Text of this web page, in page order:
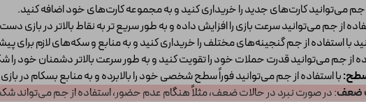
جم می‌توانید کارت‌های جدید را خریداری کنید و به مجموعه کارت‌های خود اضافه کنید.
از جم می‌توانید سرعت بازی را افزایش داده و به طور سریع تر به نقاط بالاتر در بازی
با استفاده از جم گنجینه‌های مختلف را خریداری کنید و به منابع و سکه‌های لازم برای
از جم می‌توانید قدرت حملات خود را تقویت کنید و به طور سرعت بالاتر دشمنان خود
سطح:با استفاده از جم می‌توانید فوراً سطح شخصی خود را بالابرده و به منابع بسکام در
ضعف: در صورت نبرد در حالات ضعف، مثلاً هنگام عدم حضور، استفاده از جم می‌تواند